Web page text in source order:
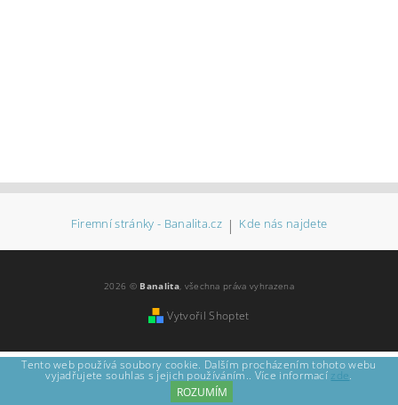
Firemní stránky - Banalita.cz | Kde nás najdete
2026 © Banalita, všechna práva vyhrazena
Vytvořil Shoptet
Tento web používá soubory cookie. Dalším procházením tohoto webu
vyjadřujete souhlas s jejich používáním.. Více informací zde.
ROZUMÍM